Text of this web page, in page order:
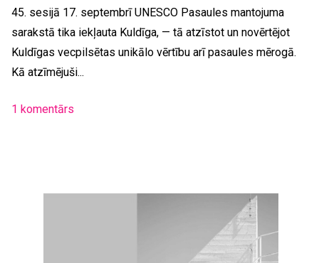
45. sesijā 17. septembrī UNESCO Pasaules mantojuma
sarakstā tika iekļauta Kuldīga, — tā atzīstot un novērtējot
Kuldīgas vecpilsētas unikālo vērtību arī pasaules mērogā.
Kā atzīmējuši...
1 komentārs